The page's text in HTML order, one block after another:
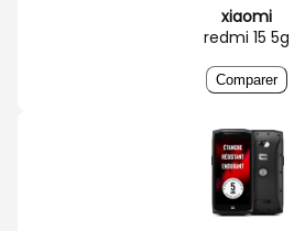
xiaomi
redmi 15 5g
Comparer